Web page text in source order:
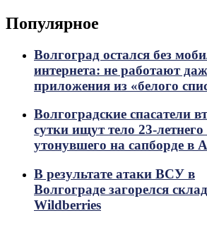
Популярное
Волгоград остался без
интернета: не работают
приложения из «белого
Волгоградские спасатели
сутки ищут тело 23-
утонувшего на сапборде в
В результате атаки ВСУ в
Волгограде загорелся склад
Wildberries